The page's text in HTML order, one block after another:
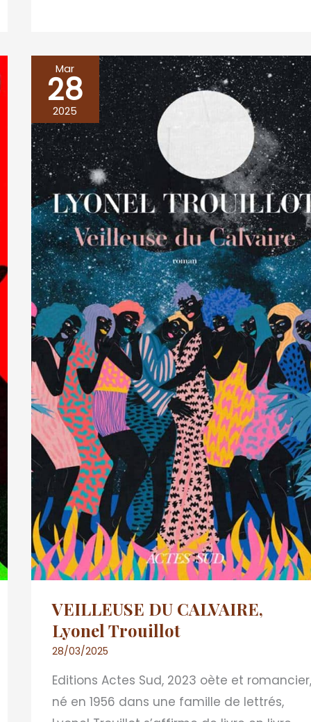
Mar
28
2025
VEILLEUSE DU CALVAIRE,
Lyonel Trouillot
28/03/2025
Editions Actes Sud, 2023 oète et
né en 1956 dans une famille de lettrés,
VEILLEUSE
DU
CALVAIRE,
Lyonel
Trouillot